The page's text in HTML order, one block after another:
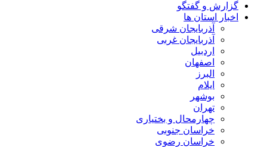
گزارش و گفتگو
اخبار استان ها
آذربایجان شرقی
آذربایجان غربی
اردبیل
اصفهان
البرز
ایلام
بوشهر
تهران
چهارمحال و بختیاری
خراسان جنوبی
خراسان رضوی